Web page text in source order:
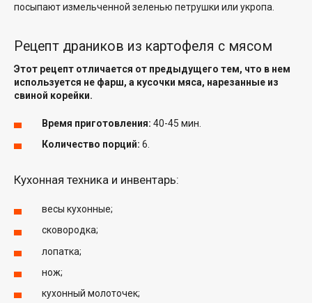
посыпают измельченной зеленью петрушки или укропа.
Рецепт драников из картофеля с мясом
Этот рецепт отличается от предыдущего тем, что в нем
используется не фарш, а кусочки мяса, нарезанные из
свиной корейки.
Время приготовления: 40-45 мин.
Количество порций: 6.
Кухонная техника и инвентарь:
весы кухонные;
сковородка;
лопатка;
нож;
кухонный молоточек;